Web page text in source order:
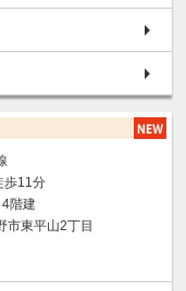
歩11分
4階建
市東平山2丁目